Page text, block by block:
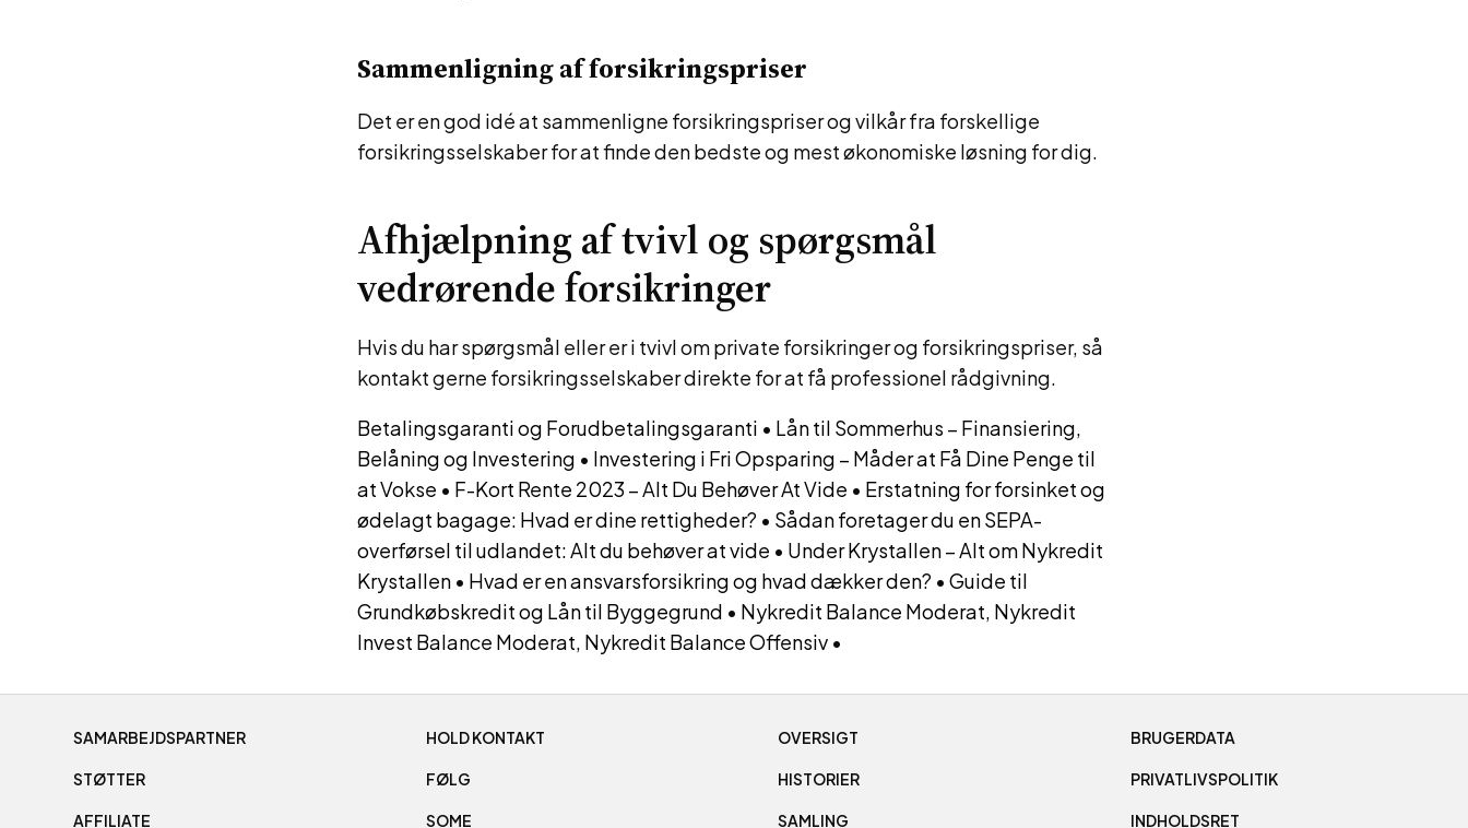
Sammenligning af forsikringspriser
Det er en god idé at sammenligne forsikringspriser og vilkår fra forskellige
forsikringsselskaber for at finde den bedste og mest økonomiske løsning for dig.
Afhjælpning af tvivl og spørgsmål
vedrørende forsikringer
Hvis du har spørgsmål eller er i tvivl om private forsikringer og forsikringspriser, så
kontakt gerne forsikringsselskaber direkte for at få professionel rådgivning.
Betalingsgaranti og Forudbetalingsgaranti • Lån til Sommerhus – Finansiering,
Belåning og Investering • Investering i Fri Opsparing – Måder at Få Dine Penge til
at Vokse • F-Kort Rente 2023 – Alt Du Behøver At Vide • Erstatning for forsinket og
ødelagt bagage: Hvad er dine rettigheder? • Sådan foretager du en SEPA-
overførsel til udlandet: Alt du behøver at vide • Under Krystallen – Alt om Nykredit
Krystallen • Hvad er en ansvarsforsikring og hvad dækker den? • Guide til
Grundkøbskredit og Lån til Byggegrund • Nykredit Balance Moderat, Nykredit
Invest Balance Moderat, Nykredit Balance Offensiv •
SAMARBEJDSPARTNER
STØTTER
AFFILIATE
HOLD KONTAKT
FØLG
SOME
OVERSIGT
HISTORIER
SAMLING
BRUGERDATA
PRIVATLIVSPOLITIK
INDHOLDSRET